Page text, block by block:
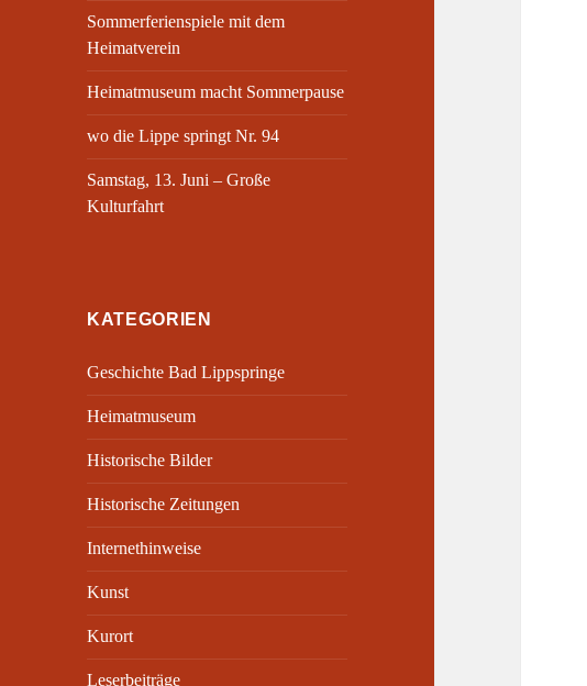
Sommerferienspiele mit dem
Heimatverein
Heimatmuseum macht Sommerpause
wo die Lippe springt Nr. 94
Samstag, 13. Juni – Große
Kulturfahrt
KATEGORIEN
Geschichte Bad Lippspringe
Heimatmuseum
Historische Bilder
Historische Zeitungen
Internethinweise
Kunst
Kurort
Leserbeiträge